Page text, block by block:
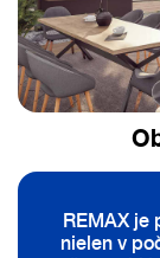
REMAX je
nielen v